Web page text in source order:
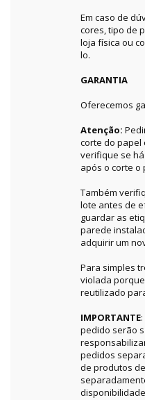
Em caso de
cores, tipo de
loja física ou
lo.
GARANTIA
Oferecemos
Atenção:
corte do papel
verifique se
após o corte
Também
lote antes de
guardar as
parede
adquirir um
Para simples
violada
reutilizado
IMPORTANTE
pedido serão
pedidos
de produtos